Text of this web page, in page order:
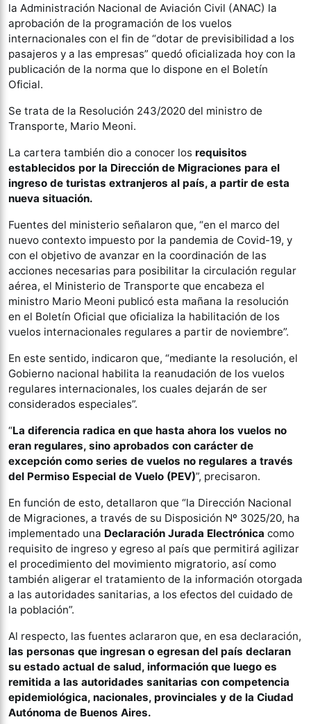
la Administración Nacional de Aviación Civil (ANAC) la
aprobación de la programación de los vuelos
internacionales con el fin de “dotar de previsibilidad a los
pasajeros y a las empresas” quedó oficializada hoy con la
publicación de la norma que lo dispone en el Boletín
Oficial.
Se trata de la Resolución 243/2020 del ministro de
Transporte, Mario Meoni.
La cartera también dio a conocer los requisitos
establecidos por la Dirección de Migraciones para el
ingreso de turistas extranjeros al país, a partir de esta
nueva situación.
Fuentes del ministerio señalaron que, “en el marco del
nuevo contexto impuesto por la pandemia de Covid-19, y
con el objetivo de avanzar en la coordinación de las
acciones necesarias para posibilitar la circulación regular
aérea, el Ministerio de Transporte que encabeza el
ministro Mario Meoni publicó esta mañana la resolución
en el Boletín Oficial que oficializa la habilitación de los
vuelos internacionales regulares a partir de noviembre”.
En este sentido, indicaron que, “mediante la resolución, el
Gobierno nacional habilita la reanudación de los vuelos
regulares internacionales, los cuales dejarán de ser
considerados especiales”.
“La diferencia radica en que hasta ahora los vuelos no
eran regulares, sino aprobados con carácter de
excepción como series de vuelos no regulares a través
del Permiso Especial de Vuelo (PEV)”, precisaron.
En función de esto, detallaron que “la Dirección Nacional
de Migraciones, a través de su Disposición Nº 3025/20, ha
implementado una Declaración Jurada Electrónica como
requisito de ingreso y egreso al país que permitirá agilizar
el procedimiento del movimiento migratorio, así como
también aligerar el tratamiento de la información otorgada
a las autoridades sanitarias, a los efectos del cuidado de
la población”.
Al respecto, las fuentes aclararon que, en esa declaración,
las personas que ingresan o egresan del país declaran
su estado actual de salud, información que luego es
remitida a las autoridades sanitarias con competencia
epidemiológica, nacionales, provinciales y de la Ciudad
Autónoma de Buenos Aires.